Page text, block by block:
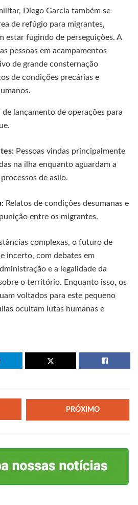
Diego Garcia também se
de refúgio para migrantes,
estar fugindo de perseguições. A
pessoas em acampamentos
de grande consternação
de condições precárias e
de lançamento de operações para
Pessoas vindas principalmente
na ilha enquanto aguardam a
de asilo.
Relatos de condições desumanas e
entre os migrantes.
complexas, o futuro de
incerto, com debates em
e a legalidade da
o território. Enquanto isso, os
voltados para este pequeno
ocultam lutas humanas e
PRÓXIMO